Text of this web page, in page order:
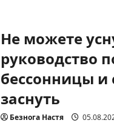
25+
с
и
вкусом
Не можете
руководство
бессонницы и
заснуть
Безнога Настя